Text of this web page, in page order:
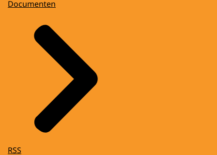
Documenten
RSS